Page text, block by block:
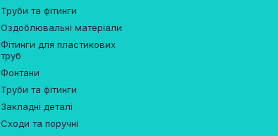
Труби та фітинги
Оздоблювальні матеріали
Фітинги для пластикових
труб
Фонтани
Труби та фітинги
Закладні деталі
Сходи та поручні